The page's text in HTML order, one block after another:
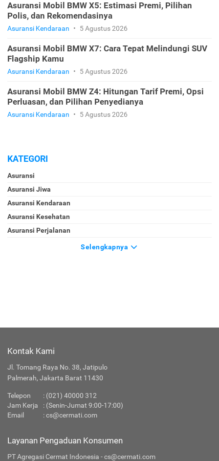
Asuransi Mobil BMW X5: Estimasi Premi, Pilihan
Polis, dan Rekomendasinya
Asuransi Kendaraan • 5 Agustus 2026
Asuransi Mobil BMW X7: Cara Tepat Melindungi SUV
Flagship Kamu
Asuransi Kendaraan • 5 Agustus 2026
Asuransi Mobil BMW Z4: Hitungan Tarif Premi, Opsi
Perluasan, dan Pilihan Penyedianya
Asuransi Kendaraan • 5 Agustus 2026
KATEGORI
Asuransi
Asuransi Jiwa
Asuransi Kendaraan
Asuransi Kesehatan
Asuransi Perjalanan
Selengkapnya
Kontak Kami
Jl. Tomang Raya No. 38, Jatipulo
Palmerah, Jakarta Barat 11430
Telepon : (021) 40000 312
Jam Kerja
: (Senin-Jumat 9:00-17:00)
Email
:cs@cermati.com
Layanan Pengaduan Konsumen
PT Agregasi Cermat Indonesia - cs@cermati.com